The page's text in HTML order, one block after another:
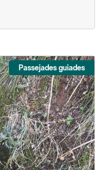
Passejades guiades